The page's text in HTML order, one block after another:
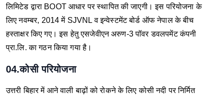
लिमिटेड द्वारा BOOT आधार पर स्थापित की जाएगी। इस परियोजना के
लिए नवम्बर, 2014 में SJVNL व इन्वेस्टमेंट बोर्ड ऑफ नेपाल के बीच
हस्ताक्षर किए गए। इस हेतु एसजेवीएन अरुण-3 पॉवर डवलपमेंट कंपनी
प्रा.लि. का गठन किया गया है।
04.कोसी परियोजना
उत्तरी बिहार में आने वाली बाढ़ों को रोकने के लिए कोसी नदी पर निर्मित